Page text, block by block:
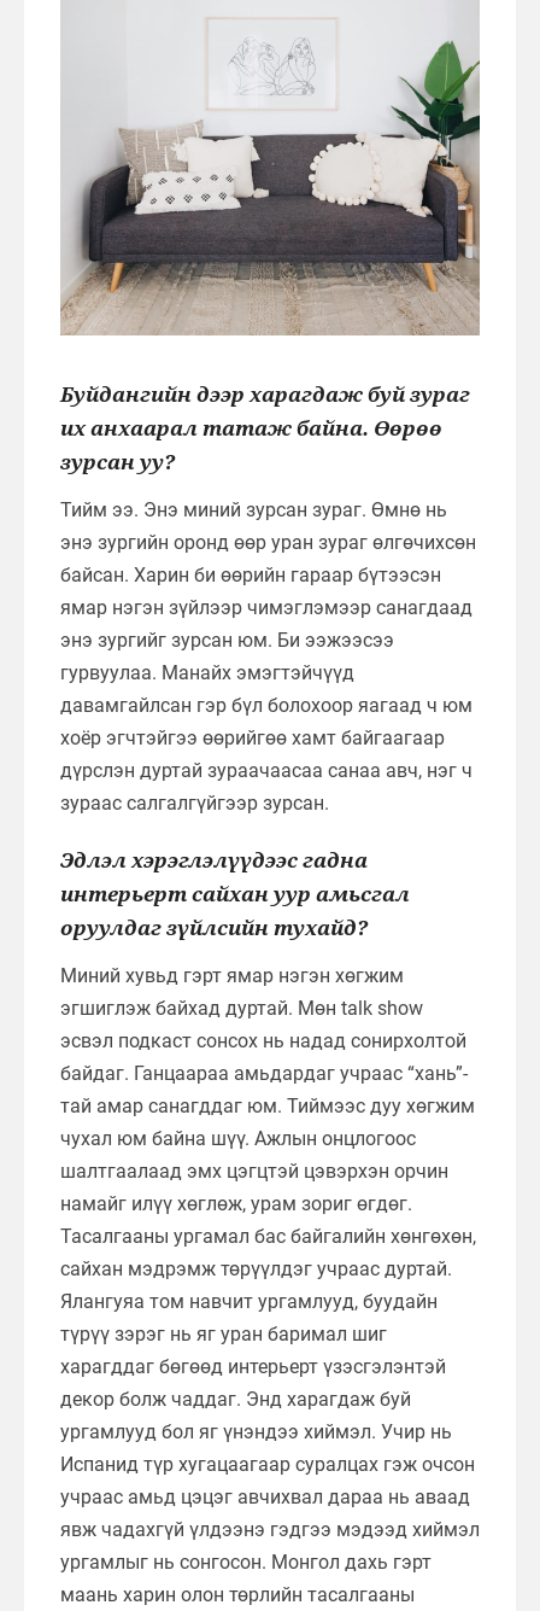
Буйдангийн дээр харагдаж буй зураг
их анхаарал татаж байна. Өөрөө
зурсан уу?
Тийм ээ. Энэ миний зурсан зураг. Өмнө нь
энэ зургийн оронд өөр уран зураг өлгөчихсөн
байсан. Харин би өөрийн гараар бүтээсэн
ямар нэгэн зүйлээр чимэглэмээр санагдаад
энэ зургийг зурсан юм. Би ээжээсээ
гурвуулаа. Манайх эмэгтэйчүүд
давамгайлсан гэр бүл болохоор яагаад ч юм
хоёр эгчтэйгээ өөрийгөө хамт байгаагаар
дүрслэн дуртай зураачаасаа санаа авч, нэг ч
зураас салгалгүйгээр зурсан.
Эдлэл хэрэглэлүүдээс гадна
интерьерт сайхан уур амьсгал
оруулдаг зүйлсийн тухайд?
Миний хувьд гэрт ямар нэгэн хөгжим
эгшиглэж байхад дуртай. Мөн talk show
эсвэл подкаст сонсох нь надад сонирхолтой
байдаг. Ганцаараа амьдардаг учраас “хань”-
тай амар санагддаг юм. Тиймээс дуу хөгжим
чухал юм байна шүү. Ажлын онцлогоос
шалтгаалаад эмх цэгцтэй цэвэрхэн орчин
намайг илүү хөглөж, урам зориг өгдөг.
Тасалгааны ургамал бас байгалийн хөнгөхөн,
сайхан мэдрэмж төрүүлдэг учраас дуртай.
Ялангуяа том навчит ургамлууд, буудайн
түрүү зэрэг нь яг уран баримал шиг
харагддаг бөгөөд интерьерт үзэсгэлэнтэй
декор болж чаддаг. Энд харагдаж буй
ургамлууд бол яг үнэндээ хиймэл. Учир нь
Испанид түр хугацаагаар суралцах гэж очсон
учраас амьд цэцэг авчихвал дараа нь аваад
явж чадахгүй үлдээнэ гэдгээ мэдээд хиймэл
ургамлыг нь сонгосон. Монгол дахь гэрт
маань харин олон төрлийн тасалгааны